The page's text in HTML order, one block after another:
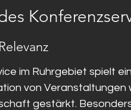
im Ruhrgebiet spielt
von
gestärkt.